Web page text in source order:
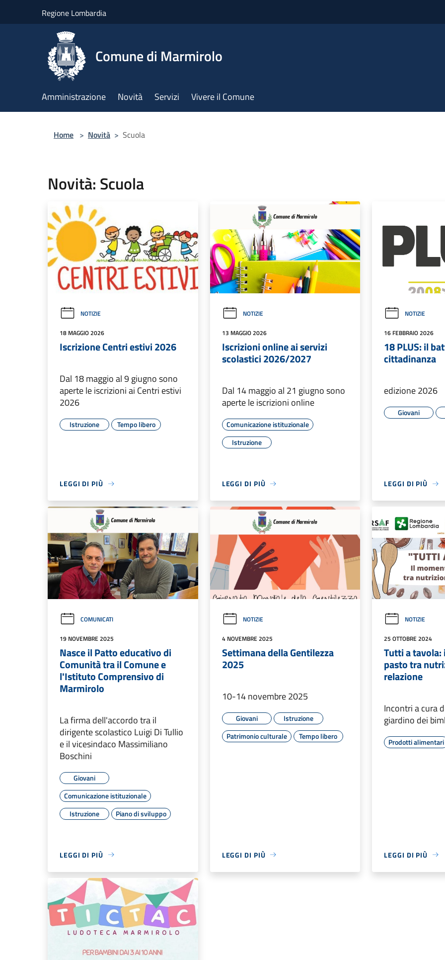
Regione Lombardia
Comune di Marmirolo
Amministrazione Novità Servizi Vivere il Comune
Home > Novità > Scuola
Novità: Scuola
NOTIZIE
18 MAGGIO 2026
Iscrizione Centri estivi 2026
Dal 18 maggio al 9 giugno sono
aperte le iscrizioni ai Centri estivi
2026
Istruzione Tempo libero
LEGGI DI PIÙ
NOTIZIE
13 MAGGIO 2026
Iscrizioni online ai servizi
scolastici 2026/2027
Dal 14 maggio al 21 giugno sono
aperte le iscrizioni online
Comunicazione istituzionale
Istruzione
LEGGI DI PIÙ
NOTIZIE
16 FEBBRAIO 2026
18 PLUS: il
cittadinanza
edizione 2026
Giovani
LEGGI DI PIÙ
COMUNICATI
19 NOVEMBRE 2025
Nasce il Patto educativo di
Comunità tra il Comune e
l'Istituto Comprensivo di
Marmirolo
La firma dell'accordo tra il
dirigente scolastico Luigi Di Tullio
e il vicesindaco Massimiliano
Boschini
Giovani
Comunicazione istituzionale
Istruzione
Piano di sviluppo
LEGGI DI PIÙ
NOTIZIE
4 NOVEMBRE 2025
Settimana della Gentilezza
2025
10-14 novembre 2025
Giovani
Istruzione
Patrimonio culturale
Tempo libero
LEGGI DI PIÙ
NOTIZIE
25 OTTOBRE 2024
Tutti a
pasto tra
relazione
Incontri a cura
giardino dei
Prodotti alimentari
LEGGI DI PIÙ